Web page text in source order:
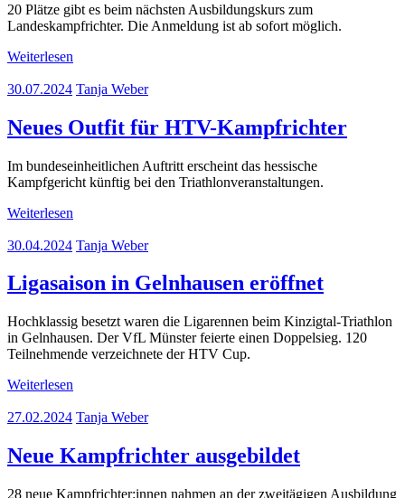
20 Plätze gibt es beim nächsten Ausbildungskurs zum
Landeskampfrichter. Die Anmeldung ist ab sofort möglich.
Weiterlesen
30.07.2024 Tanja Weber
Neues Outfit für HTV-Kampfrichter
Im bundeseinheitlichen Auftritt erscheint das hessische
Kampfgericht künftig bei den Triathlonveranstaltungen.
Weiterlesen
30.04.2024 Tanja Weber
Ligasaison in Gelnhausen eröffnet
Hochklassig besetzt waren die Ligarennen beim Kinzigtal-Triathlon
in Gelnhausen. Der VfL Münster feierte einen Doppelsieg. 120
Teilnehmende verzeichnete der HTV Cup.
Weiterlesen
27.02.2024 Tanja Weber
Neue Kampfrichter ausgebildet
28 neue Kampfrichter:innen nahmen an der zweitägigen Ausbildung